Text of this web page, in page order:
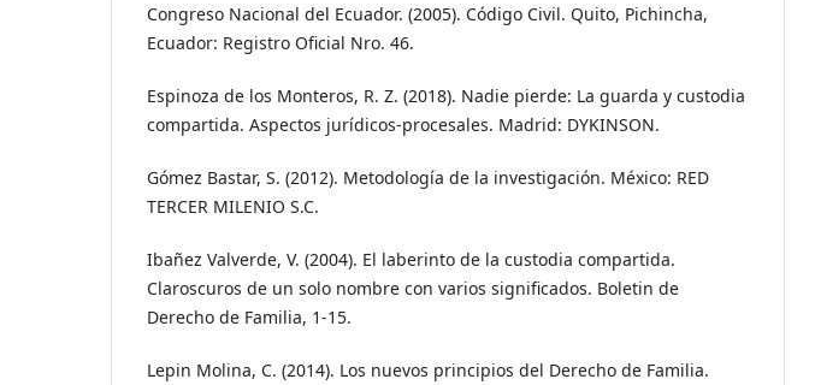
Congreso Nacional del Ecuador. (2005). Código Civil. Quito, Pichincha,
Ecuador: Registro Oficial Nro. 46.
Espinoza de los Monteros, R. Z. (2018). Nadie pierde: La guarda y custodia
compartida. Aspectos jurídicos-procesales. Madrid: DYKINSON.
Gómez Bastar, S. (2012). Metodología de la investigación. México: RED
TERCER MILENIO S.C.
Ibañez Valverde, V. (2004). El laberinto de la custodia compartida.
Claroscuros de un solo nombre con varios significados. Boletin de
Derecho de Familia, 1-15.
Lepin Molina, C. (2014). Los nuevos principios del Derecho de Familia.